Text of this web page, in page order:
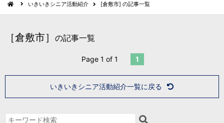
いきいきシニア活動紹介 [倉敷市] の記事一覧
［倉敷市］ の記事一覧
Page 1 of 1 1
いきいきシニア活動紹介一覧に戻る